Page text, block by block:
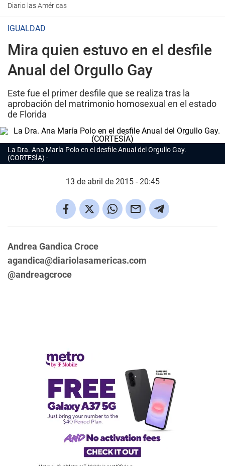
Diario las Américas
IGUALDAD
Mira quien estuvo en el desfile
Anual del Orgullo Gay
Este fue el primer desfile que se realiza tras la
aprobación del matrimonio homosexual en el estado
de Florida
La Dra. Ana María Polo en el desfile Anual del Orgullo Gay.
(CORTESÍA)
13 de abril de 2015 - 20:45
Andrea Gandica Croce
agandica@diariolasamericas.com
@andreagcroce